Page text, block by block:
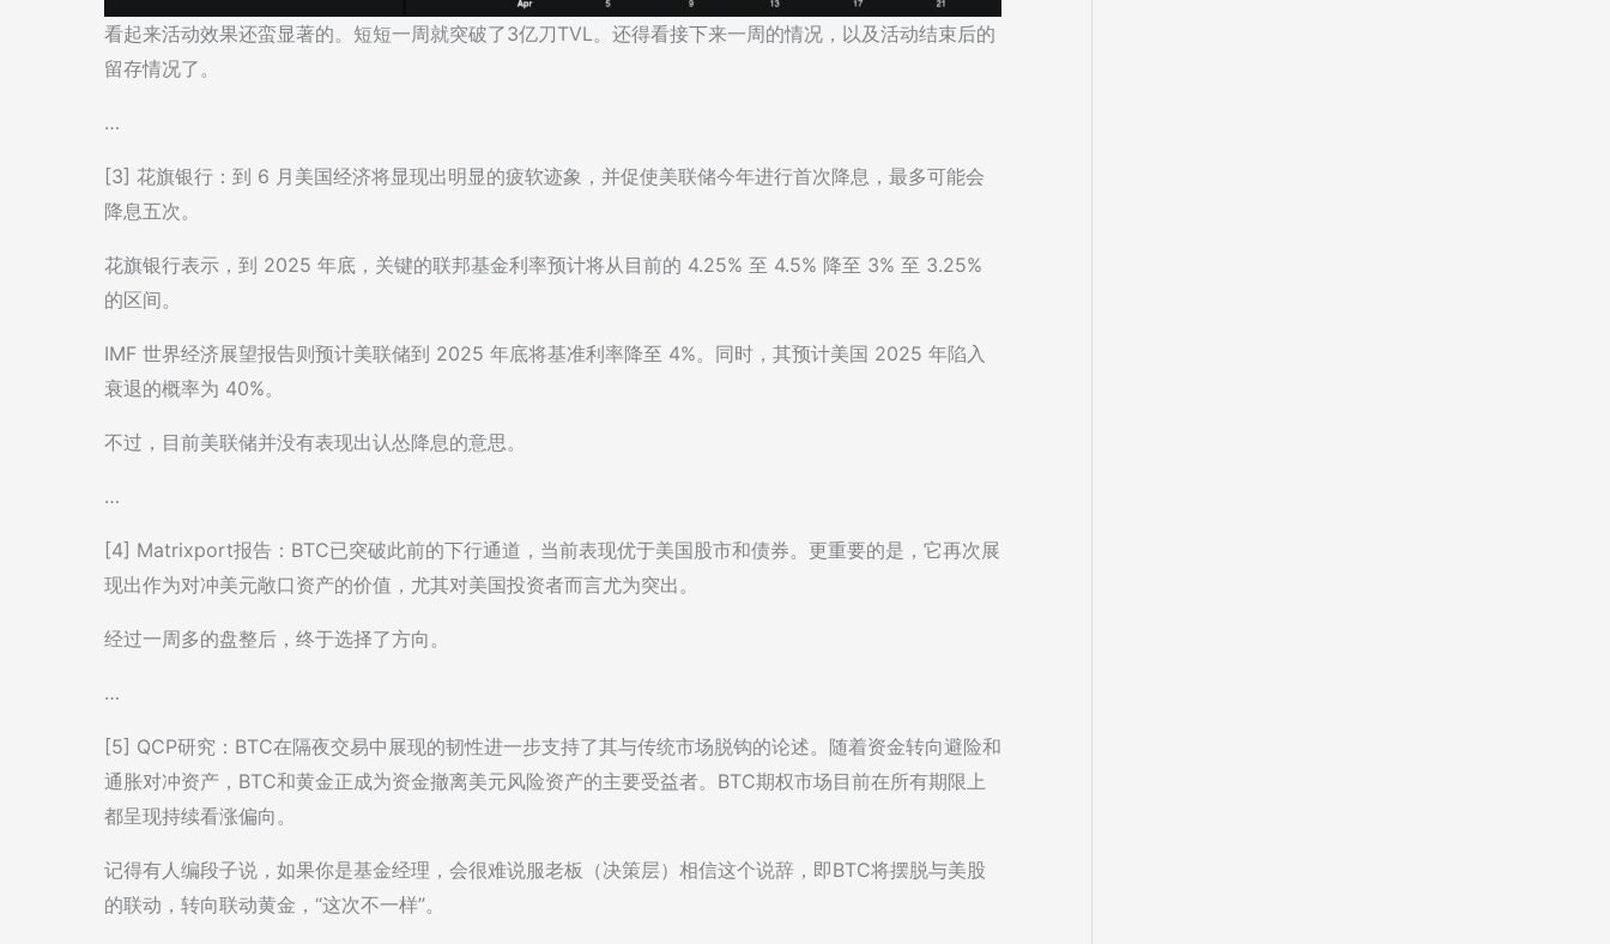
看起来活动效果还蛮显著的。短短一周就突破了3亿刀TVL。还得看接下来一周的情况，以及活动结束后的
留存情况了。
…
[3] 花旗银行：到 6 月美国经济将显现出明显的疲软迹象，并促使美联储今年进行首次降息，最多可能会
降息五次。
花旗银行表示，到 2025 年底，关键的联邦基金利率预计将从目前的 4.25% 至 4.5% 降至 3% 至 3.25%
的区间。
IMF 世界经济展望报告则预计美联储到 2025 年底将基准利率降至 4%。同时，其预计美国 2025 年陷入
衰退的概率为 40%。
不过，目前美联储并没有表现出认怂降息的意思。
…
[4] Matrixport报告：BTC已突破此前的下行通道，当前表现优于美国股市和债券。更重要的是，它再次展
现出作为对冲美元敞口资产的价值，尤其对美国投资者而言尤为突出。
经过一周多的盘整后，终于选择了方向。
…
[5] QCP研究：BTC在隔夜交易中展现的韧性进一步支持了其与传统市场脱钩的论述。随着资金转向避险和
通胀对冲资产，BTC和黄金正成为资金撤离美元风险资产的主要受益者。BTC期权市场目前在所有期限上
都呈现持续看涨偏向。
记得有人编段子说，如果你是基金经理，会很难说服老板（决策层）相信这个说辞，即BTC将摆脱与美股
的联动，转向联动黄金，“这次不一样”。